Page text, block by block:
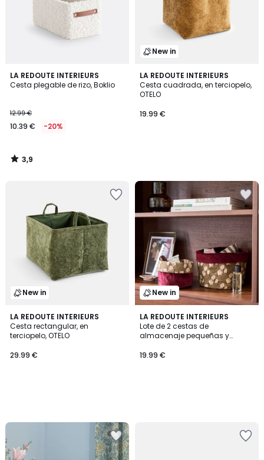
LA REDOUTE INTERIEURS
Cesta plegable de rizo, Boklio
12.99 €
10.39 € -20%
3,9
/ 5
3,9
/
New in
LA REDOUTE INTERIEURS
Cesta cuadrada, en terciopelo,
OTELO
19.99 €
New in
LA REDOUTE INTERIEURS
Cesta rectangular, en
terciopelo, OTELO
29.99 €
New in
LA REDOUTE INTERIEURS
Lote de 2 cestas de
almacenaje pequeñas y
DESTELLO
19.99 €